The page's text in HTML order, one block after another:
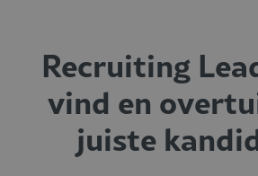
Recruiting
vind en
juiste